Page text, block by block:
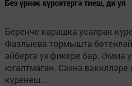
Без үрнәк күрсәтергә тиеш, ди ул
Беренче карашка усалрак
Фазлыева тормышта
әйбергә үз фикере бар. Әмма
югалтмаган. Сәхнә
күренеш...